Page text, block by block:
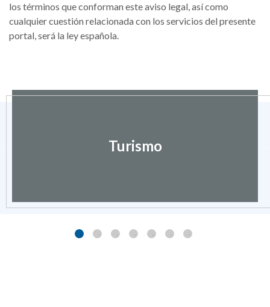
los términos que conforman este aviso legal, así como
cualquier cuestión relacionada con los servicios del presente
portal, será la ley española.
Turismo